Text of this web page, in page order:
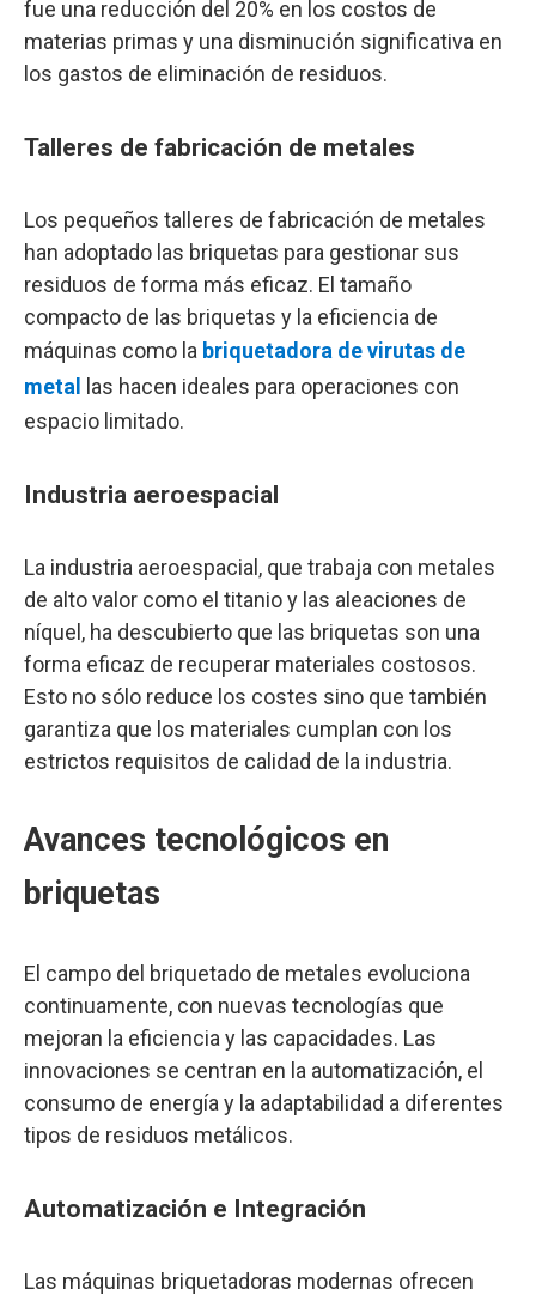
fue una reducción del 20% en los costos de
materias primas y una disminución significativa en
los gastos de eliminación de residuos.
Talleres de fabricación de metales
Los pequeños talleres de fabricación de metales
han adoptado las briquetas para gestionar sus
residuos de forma más eficaz. El tamaño
compacto de las briquetas y la eficiencia de
máquinas como la briquetadora de virutas de
metal las hacen ideales para operaciones con
espacio limitado.
Industria aeroespacial
La industria aeroespacial, que trabaja con metales
de alto valor como el titanio y las aleaciones de
níquel, ha descubierto que las briquetas son una
forma eficaz de recuperar materiales costosos.
Esto no sólo reduce los costes sino que también
garantiza que los materiales cumplan con los
estrictos requisitos de calidad de la industria.
Avances tecnológicos en
briquetas
El campo del briquetado de metales evoluciona
continuamente, con nuevas tecnologías que
mejoran la eficiencia y las capacidades. Las
innovaciones se centran en la automatización, el
consumo de energía y la adaptabilidad a diferentes
tipos de residuos metálicos.
Automatización e Integración
Las máquinas briquetadoras modernas ofrecen